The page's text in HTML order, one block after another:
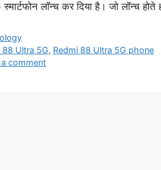
लॉन्च कर दिया है। जो लॉन्च
88 Ultra 5G, Redmi 88 Ultra 5G phone
a comment